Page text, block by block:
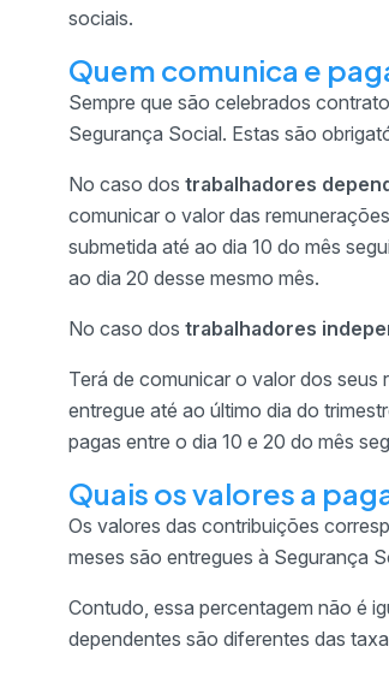
sociais.
Quem comunica e
Sempre que são celebrados
Segurança Social. Estas são
No caso dos trabalhadores
comunicar o valor das
submetida até ao dia 10 do mês
ao dia 20 desse mesmo mês.
No caso dos trabalhadores
Terá de comunicar o valor dos seus
entregue até ao último dia do
pagas entre o dia 10 e 20 do mês
Quais os valores a
Os valores das contribuições
meses são entregues à Segurança
Contudo, essa percentagem não é
dependentes são diferentes das